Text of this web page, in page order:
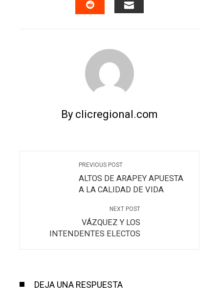
By clicregional.com
PREVIOUS POST
ALTOS DE ARAPEY APUESTA
A LA CALIDAD DE VIDA
NEXT POST
VÁZQUEZ Y LOS
INTENDENTES ELECTOS
DEJA UNA RESPUESTA